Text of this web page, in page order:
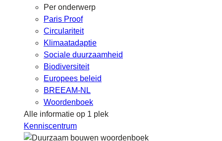
Per onderwerp
Paris Proof
Circulariteit
Klimaatadaptie
Sociale duurzaamheid
Biodiversiteit
Europees beleid
BREEAM-NL
Woordenboek
Alle informatie op 1 plek
Kenniscentrum